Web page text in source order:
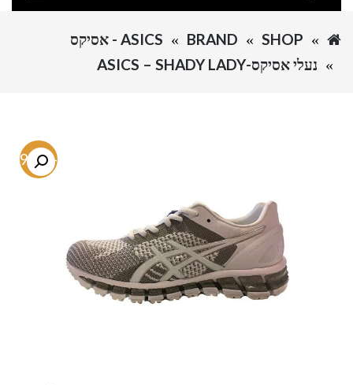
SHOP
BRAND
ASICS - אסיקס
נעלי אסיקס-ASICS – SHADY LADY
-49.4%